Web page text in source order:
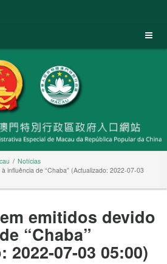
Notícias
influência de “Chaba” (Actualizado: 2022-07-03
emitidos devido
“Chaba”
2022-07-03 05:00)